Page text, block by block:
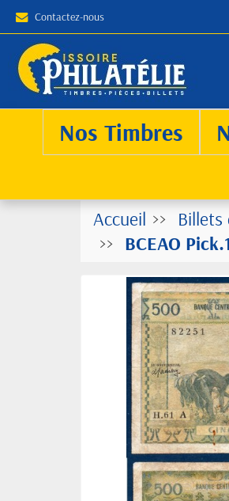
Contactez-nous
Nos Timbres
Accueil Billets
BCEAO